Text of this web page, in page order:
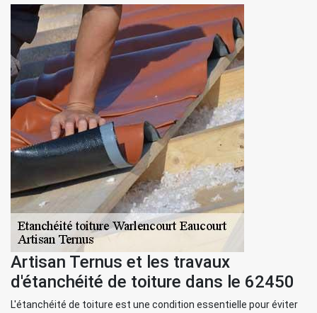
Artisan Ternus et les travaux
d'étanchéité de toiture dans le 62450
L'étanchéité de toiture est une condition essentielle pour éviter